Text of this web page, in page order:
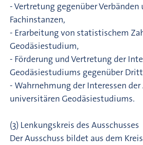
- Vertretung gegenüber Verbänden
Fachinstanzen,
- Erarbeitung von statistischem
Geodäsiestudium,
- Förderung und Vertretung der
Geodäsiestudiums gegenüber
- Wahrnehmung der Interessen
universitären Geodäsiestudiums.
(3) Lenkungskreis des Ausschusses
Der Ausschuss bildet aus dem